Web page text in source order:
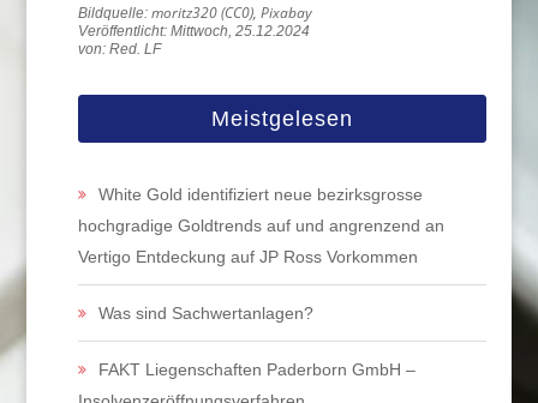
moritz320 (CC0), Pixabay
Veröffentlicht: Mittwoch, 25.12.2024
von: Red. LF
Meistgelesen
White Gold identifiziert neue bezirksgrosse
hochgradige Goldtrends auf und angrenzend an
Vertigo Entdeckung auf JP Ross Vorkommen
Was sind Sachwertanlagen?
FAKT Liegenschaften Paderborn GmbH –